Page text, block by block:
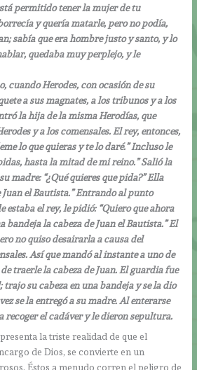
permitido tener la mujer de tu
y quería matarle, pero no podía,
sabía que era hombre justo y santo, y lo
quedaba muy perplejo, y le
cuando Herodes, con ocasión de su
a sus magnates, a los tribunos y a los
la hija de la misma Herodías, que
y a los comensales. El rey, entonces,
lo que quieras y te lo daré.” Incluso le
hasta la mitad de mi reino.” Salió la
madre: “¿Qué quieres que pida?” Ella
Juan el Bautista.” Entrando al punto
estaba el rey, le pidió: “Quiero que ahora
bandeja la cabeza de Juan el Bautista.” El
no quiso desairarla a causa del
Así que mandó al instante a uno de
traerle la cabeza de Juan. El guardia fue
trajo su cabeza en una bandeja y se la dio
se la entregó a su madre. Al enterarse
recoger el cadáver y le dieron sepultura.
la triste realidad de que el
de Dios, se convierte en un
Éstos a menudo corren el peligro de